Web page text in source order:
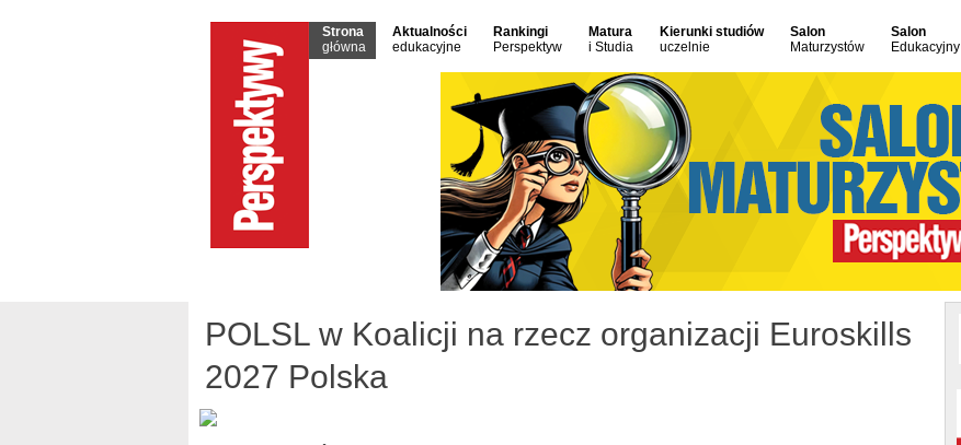
Strona
główna
Aktualności
edukacyjne
Rankingi
Perspektyw
Matura
i Studia
Kierunki studiów
uczelnie
Salon
Maturzystów
Salon
Edukacyjny
POLSL w Koalicji na rzecz organizacji Euroskills
2027 Polska